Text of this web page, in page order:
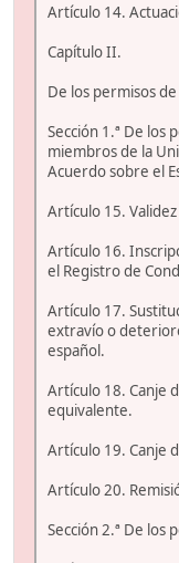
Artículo 14.
Capítulo II.
De los permisos
Sección 1.ª De los
miembros de la
Acuerdo sobre el
Artículo 15.
Artículo 16.
el Registro de
Artículo 17.
extravío o
español.
Artículo 18. Canje
equivalente.
Artículo 19. Canje
Artículo 20.
Sección 2.ª De los